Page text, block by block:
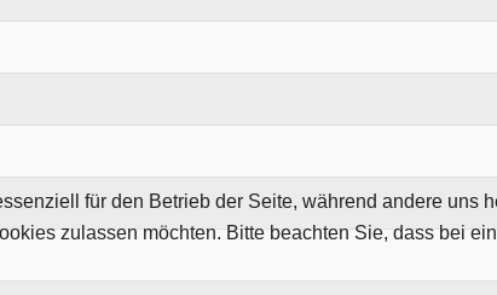
für den Betrieb der Seite, während andere uns
zulassen möchten. Bitte beachten Sie, dass bei